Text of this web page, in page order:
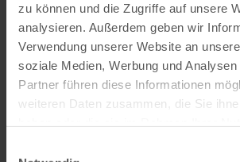
zu können und die Zugriffe auf unsere
analysieren. Außerdem geben wir
Verwendung unserer Website an
soziale Medien, Werbung und
Partner führen diese Informationen
weiteren Daten zusammen, die Sie